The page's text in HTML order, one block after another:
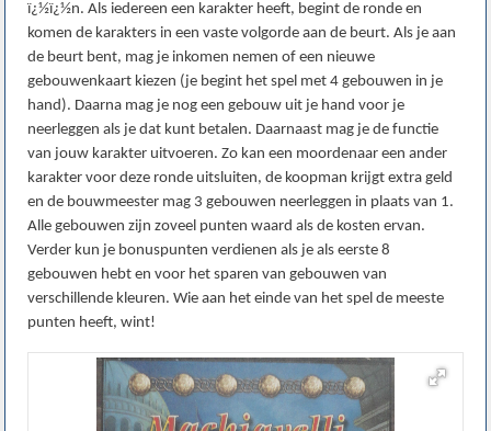
ï¿½ï¿½n. Als iedereen een karakter heeft, begint de ronde en
komen de karakters in een vaste volgorde aan de beurt. Als je aan
de beurt bent, mag je inkomen nemen of een nieuwe
gebouwenkaart kiezen (je begint het spel met 4 gebouwen in je
hand). Daarna mag je nog een gebouw uit je hand voor je
neerleggen als je dat kunt betalen. Daarnaast mag je de functie
van jouw karakter uitvoeren. Zo kan een moordenaar een ander
karakter voor deze ronde uitsluiten, de koopman krijgt extra geld
en de bouwmeester mag 3 gebouwen neerleggen in plaats van 1.
Alle gebouwen zijn zoveel punten waard als de kosten ervan.
Verder kun je bonuspunten verdienen als je als eerste 8
gebouwen hebt en voor het sparen van gebouwen van
verschillende kleuren. Wie aan het einde van het spel de meeste
punten heeft, wint!